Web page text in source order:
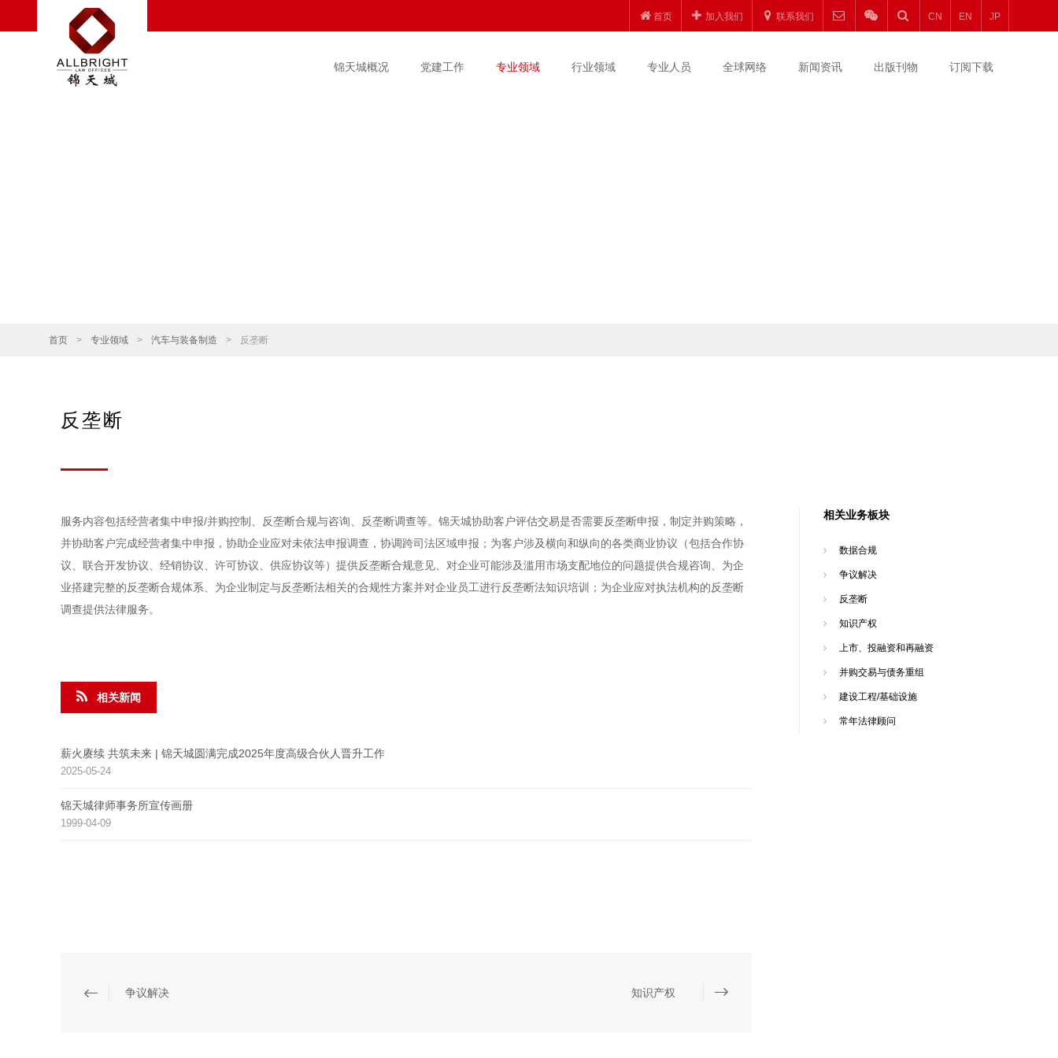
首页 加入我们 联系我们 CN EN JP
锦天城概况 党建工作 专业领域 行业领域 专业人员 全球网络 新闻资讯 出版刊物 订阅下载
首页 > 专业领域 > 汽车与装备制造 > 反垄断
反垄断
服务内容包括经营者集中申报/并购控制、反垄断合规与咨询、反垄断调查等。锦天城协助客户评估交易是否需要反垄断申报，制定并购策略，
并协助客户完成经营者集中申报，协助企业应对未依法申报调查，协调跨司法区域申报；为客户涉及横向和纵向的各类商业协议（包括合作协
议、联合开发协议、经销协议、许可协议、供应协议等）提供反垄断合规意见、对企业可能涉及滥用市场支配地位的问题提供合规咨询、为企
业搭建完整的反垄断合规体系、为企业制定与反垄断法相关的合规性方案并对企业员工进行反垄断法知识培训；为企业应对执法机构的反垄断
调查提供法律服务。
相关新闻
薪火赓续 共筑未来 | 锦天城圆满完成2025年度高级合伙人晋升工作
2025-05-24
锦天城律师事务所宣传画册
1999-04-09
争议解决 知识产权
相关业务板块
数据合规
争议解决
反垄断
知识产权
上市、投融资和再融资
并购交易与债务重组
建设工程/基础设施
常年法律顾问